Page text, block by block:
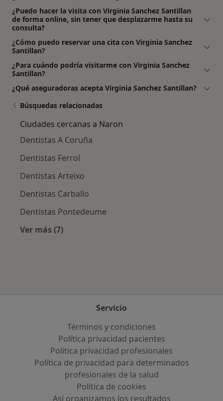
¿Puedo hacer la visita con Virginia Sanchez Santillan
de forma online, sin tener que desplazarme hasta su
consulta?
¿Cómo puedo reservar una cita con Virginia Sanchez
Santillan?
¿Para cuándo podría visitarme con Virginia Sanchez
Santillan?
¿Qué aseguradoras acepta Virginia Sanchez Santillan?
Búsquedas relacionadas
Ciudades cercanas a Naron
Dentistas A Coruña
Dentistas Ferrol
Dentistas Arteixo
Dentistas Carballo
Dentistas Pontedeume
Ver más (7)
Servicio
Términos y condiciones
Política privacidad pacientes
Política privacidad profesionales
Política de privacidad para determinados
profesionales de la salud
Política de cookies
Así organizamos los resultados